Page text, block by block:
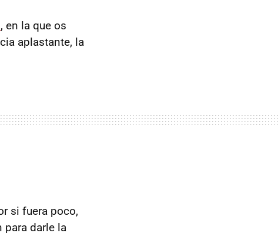
, en la que os
aplastante, la
si fuera poco,
para darle la